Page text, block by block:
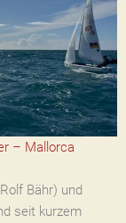
– Mallorca
Bähr) und
seit kurzem